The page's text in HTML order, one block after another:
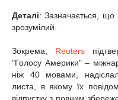
Деталі: Зазначається, що
зрозумілий.
Зокрема, Reuters
"Голосу Америки" –
ніж 40 мовами,
листа, в якому їх